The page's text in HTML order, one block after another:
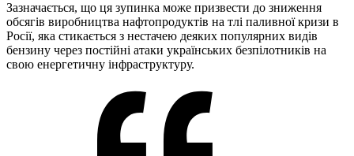
Зазначається, що ця зупинка може призвести до зниження
обсягів виробництва нафтопродуктів на тлі паливної кризи в
Росії, яка стикається з нестачею деяких популярних видів
бензину через постійні атаки українських безпілотників на
свою енергетичну інфраструктуру.